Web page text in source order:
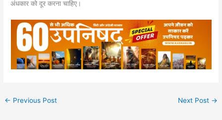
अंधकार को दूर करना चाहिए।
← Previous Post Next Post →